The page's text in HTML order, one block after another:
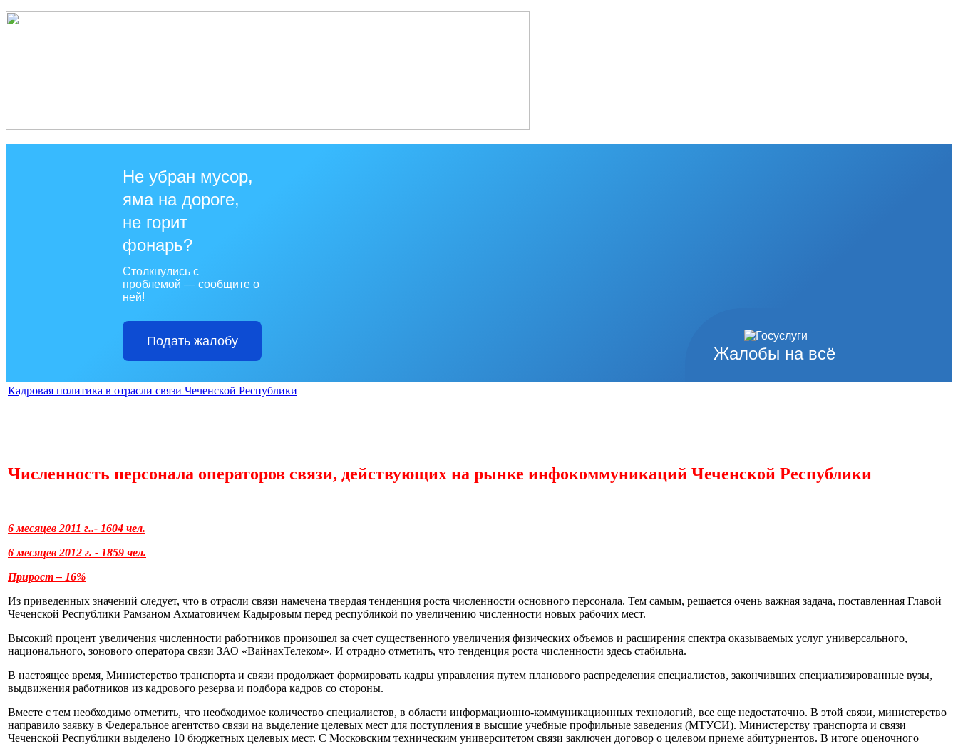
Жалобы на всё
Не убран мусор,
яма на дороге,
не горит
фонарь?
Столкнулись с
проблемой — сообщите о
ней!
Подать жалобу
Кадровая политика в отрасли связи Чеченской Республики
Численность персонала операторов связи, действующих на рынке инфокоммуникаций Чеченской Республики
6 месяцев 2011 г..- 1604 чел.
6 месяцев 2012 г. - 1859 чел.
Прирост – 16%
Из приведенных значений следует, что в отрасли связи намечена твердая тенденция роста численности основного персонала. Тем самым, решается очень важная задача, поставленная Главой
Чеченской Республики Рамзаном Ахматовичем Кадыровым перед республикой по увеличению численности новых рабочих мест.
Высокий процент увеличения численности работников произошел за счет существенного увеличения физических объемов и расширения спектра оказываемых услуг универсального,
национального, зонового оператора связи ЗАО «ВайнахТелеком». И отрадно отметить, что тенденция роста численности здесь стабильна.
В настоящее время, Министерство транспорта и связи продолжает формировать кадры управления путем планового распределения специалистов, закончивших специализированные вузы,
выдвижения работников из кадрового резерва и подбора кадров со стороны.
Вместе с тем необходимо отметить, что необходимое количество специалистов, в области информационно-коммуникационных технологий, все еще недостаточно. В этой связи, министерство
направило заявку в Федеральное агентство связи на выделение целевых мест для поступления в высшие учебные профильные заведения (МТУСИ). Министерству транспорта и связи
Чеченской Республики выделено 10 бюджетных целевых мест. С Московским техническим университетом связи заключен договор о целевом приеме абитуриентов. В итоге оценочного